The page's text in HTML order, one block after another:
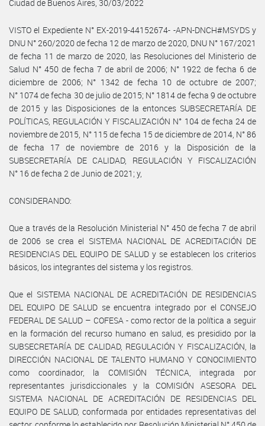
Ciudad de Buenos Aires, 30/03/2022
VISTO el Expediente N° EX-2019-44152674- -APN-DNCH#MSYDS y
DNU N° 260/2020 de fecha 12 de marzo de 2020, DNU N° 167/2021
de fecha 11 de marzo de 2020, las Resoluciones del Ministerio de
Salud N° 450 de fecha 7 de abril de 2006; N° 1922 de fecha 6 de
diciembre de 2006; N° 1342 de fecha 10 de octubre de 2007;
N° 1074 de fecha 30 de julio de 2015; N° 1814 de fecha 9 de octubre
de 2015 y las Disposiciones de la entonces SUBSECRETARÍA DE
POLÍTICAS, REGULACIÓN Y FISCALIZACIÓN N° 104 de fecha 24 de
noviembre de 2015, N° 115 de fecha 15 de diciembre de 2014, N° 86
de fecha 17 de noviembre de 2016 y la Disposición de la
SUBSECRETARÍA DE CALIDAD, REGULACIÓN Y FISCALIZACIÓN
N° 16 de fecha 2 de Junio de 2021; y,
CONSIDERANDO:
Que a través de la Resolución Ministerial N° 450 de fecha 7 de abril
de 2006 se crea el SISTEMA NACIONAL DE ACREDITACIÓN DE
RESIDENCIAS DEL EQUIPO DE SALUD y se establecen los criterios
básicos, los integrantes del sistema y los registros.
Que el SISTEMA NACIONAL DE ACREDITACIÓN DE RESIDENCIAS
DEL EQUIPO DE SALUD se encuentra integrado por el CONSEJO
FEDERAL DE SALUD – COFESA - como rector de la política a seguir
en la formación del recurso humano en salud, es presidido por la
SUBSECRETARÍA DE CALIDAD, REGULACIÓN Y FISCALIZACIÓN, la
DIRECCIÓN NACIONAL DE TALENTO HUMANO Y CONOCIMIENTO
como coordinador, la COMISIÓN TÉCNICA, integrada por
representantes jurisdiccionales y la COMISIÓN ASESORA DEL
SISTEMA NACIONAL DE ACREDITACIÓN DE RESIDENCIAS DEL
EQUIPO DE SALUD, conformada por entidades representativas del